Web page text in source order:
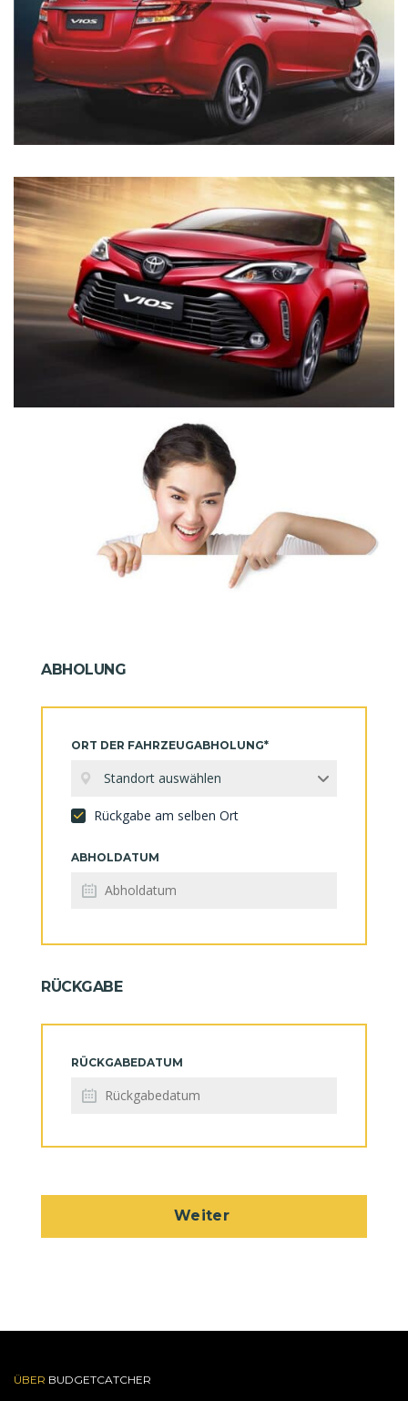
ABHOLUNG
ORT DER FAHRZEUGABHOLUNG*
Standort auswählen
Rückgabe am selben Ort
ABHOLDATUM
RÜCKGABE
RÜCKGABEDATUM
Weiter
ÜBER BUDGETCATCHER